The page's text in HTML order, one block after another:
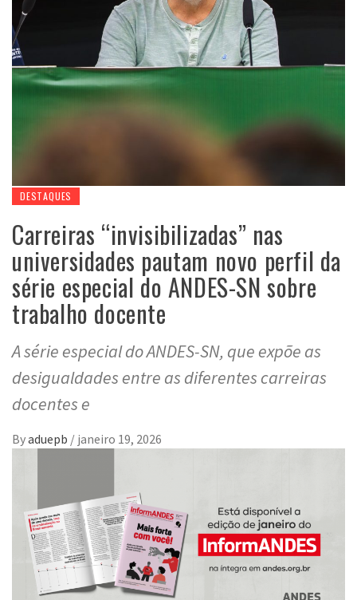
DESTAQUES
Carreiras “invisibilizadas” nas
universidades pautam novo perfil da
série especial do ANDES-SN sobre
trabalho docente
A série especial do ANDES-SN, que expõe as
desigualdades entre as diferentes carreiras
docentes e
Byaduepb / janeiro 19, 2026